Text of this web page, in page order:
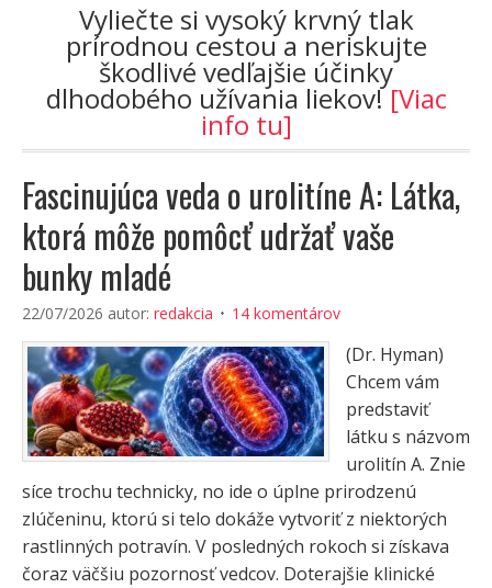
Vyliečte si vysoký krvný tlak
prírodnou cestou a neriskujte
škodlivé vedľajšie účinky
dlhodobého užívania liekov![Viac
info tu]
Fascinujúca veda o urolitíne A: Látka,
ktorá môže pomôcť udržať vaše
bunky mladé
22/07/2026 autor: redakcia 14 komentárov
(Dr. Hyman)
Chcem vám
predstaviť
látku s názvom
urolitín A. Znie
síce trochu technicky, no ide o úplne prirodzenú
zlúčeninu, ktorú si telo dokáže vytvoriť z niektorých
rastlinných potravín. V posledných rokoch si získava
čoraz väčšiu pozornosť vedcov. Doterajšie klinické